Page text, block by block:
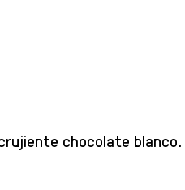
chocolate blanco.